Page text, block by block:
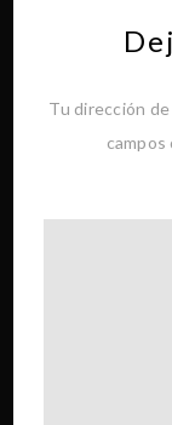
Tu dirección